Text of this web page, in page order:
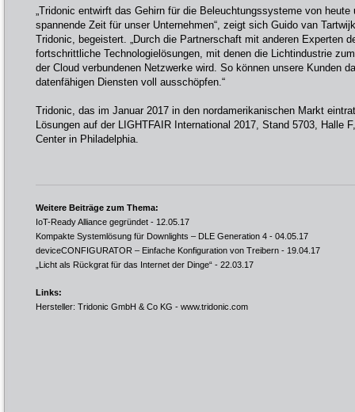
„Tridonic entwirft das Gehirn für die Beleuchtungssysteme von heute
spannende Zeit für unser Unternehmen“, zeigt sich Guido van
Tridonic, begeistert. „Durch die Partnerschaft mit anderen Experten
fortschrittliche Technologielösungen, mit denen die Lichtindustrie
der Cloud verbundenen Netzwerke wird. So können unsere Kunden
datenfähigen Diensten voll ausschöpfen.“
Tridonic, das im Januar 2017 in den nordamerikanischen Markt
Lösungen auf der LIGHTFAIR International 2017, Stand 5703, Halle
Center in Philadelphia.
Weitere Beiträge zum Thema:
IoT-Ready Alliance gegründet - 12.05.17
Kompakte Systemlösung für Downlights – DLE Generation 4 - 04.05.17
deviceCONFIGURATOR – Einfache Konfiguration von Treibern - 19.04.17
„Licht als Rückgrat für das Internet der Dinge“ - 22.03.17
Links:
Hersteller: Tridonic GmbH & Co KG - www.tridonic.com